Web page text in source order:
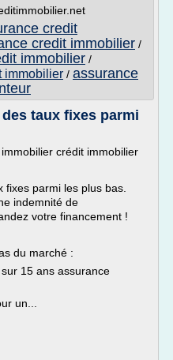
credit
credit immobilier /
immobilier /
immobilier / assurance
taux fixes parmi
crédit immobilier
parmi les plus bas.
indemnité de
votre financement !
du marché :
15 ans assurance
un...